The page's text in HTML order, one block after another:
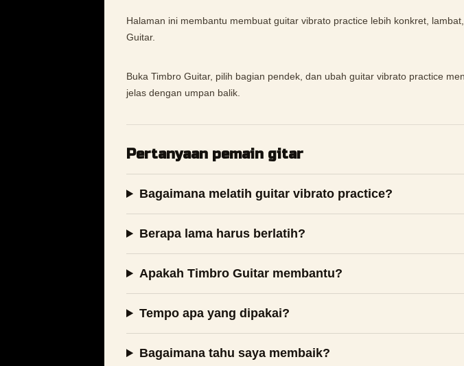
Halaman ini membantu membuat guitar vibrato practice lebih konkret,
Guitar.
Buka Timbro Guitar, pilih bagian pendek, dan ubah guitar vibrato practice
jelas dengan umpan balik.
Pertanyaan pemain gitar
Bagaimana melatih guitar vibrato practice?
Berapa lama harus berlatih?
Apakah Timbro Guitar membantu?
Tempo apa yang dipakai?
Bagaimana tahu saya membaik?